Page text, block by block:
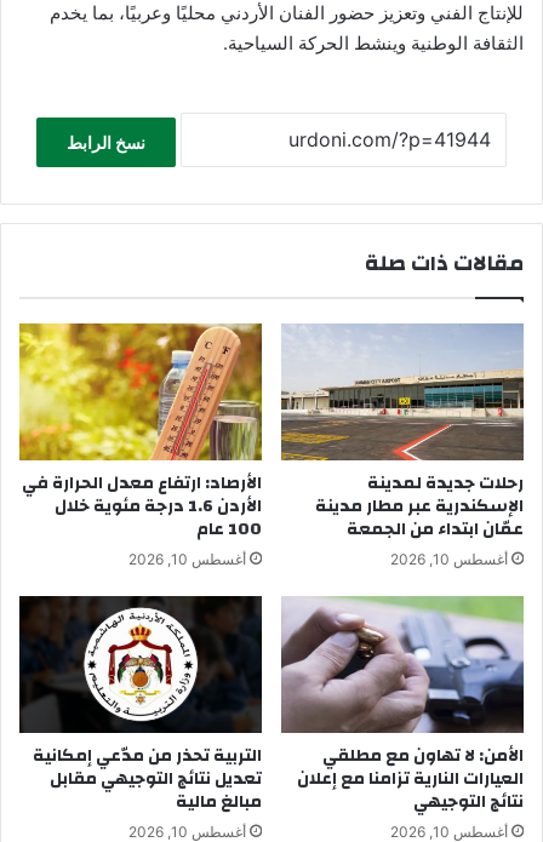
للإنتاج الفني وتعزيز حضور الفنان الأردني محليًا وعربيًا، بما يخدم
الثقافة الوطنية وينشط الحركة السياحية.
نسخ الرابط
مقالات ذات صلة
رحلات جديدة لمدينة
الإسكندرية عبر مطار مدينة
عمّان ابتداء من الجمعة
أغسطس 10, 2026
الأرصاد: ارتفاع معدل الحرارة في
الأردن 1.6 درجة مئوية خلال
100 عام
أغسطس 10, 2026
الأمن: لا تهاون مع مطلقي
العيارات النارية تزامنا مع إعلان
نتائج التوجيهي
أغسطس 10, 2026
التربية تحذر من مدّعي إمكانية
تعديل نتائج التوجيهي مقابل
مبالغ مالية
أغسطس 10, 2026